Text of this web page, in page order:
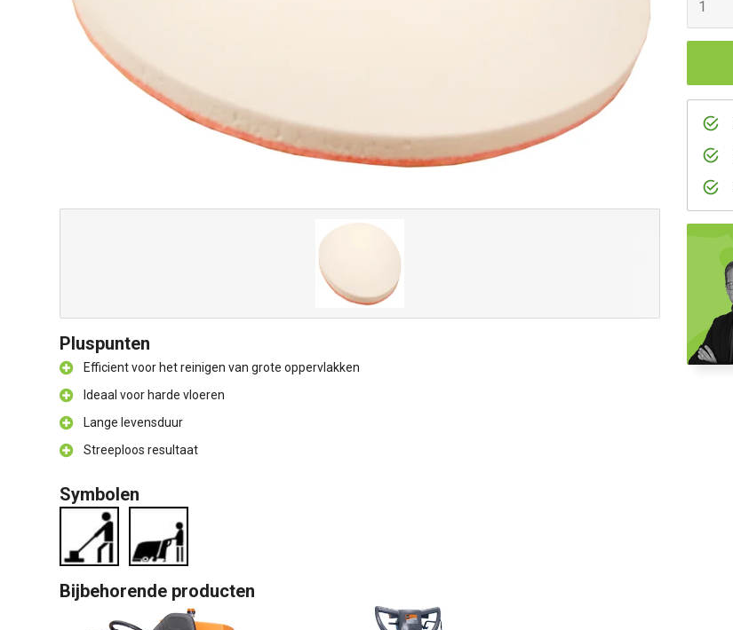
Pluspunten
Efficient voor het reinigen van grote oppervlakken
Ideaal voor harde vloeren
Lange levensduur
Streeploos resultaat
Symbolen
Bijbehorende producten